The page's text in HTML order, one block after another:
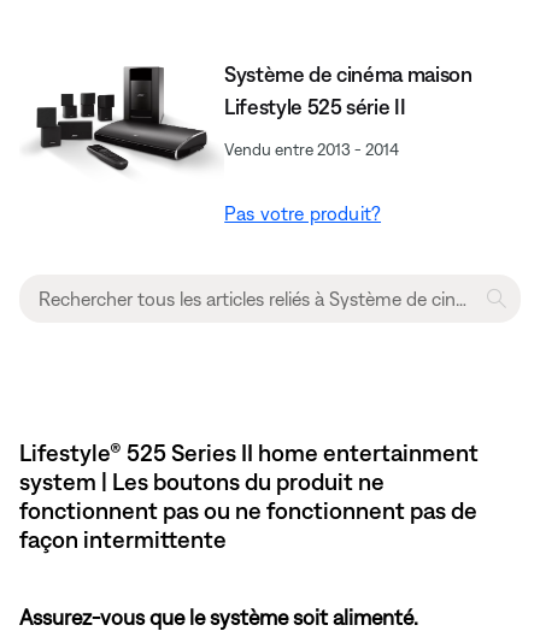
Système de cinéma maison
Lifestyle 525 série II
Vendu entre 2013 - 2014
Pas votre produit?
Lifestyle® 525 Series II home entertainment
system | Les boutons du produit ne
fonctionnent pas ou ne fonctionnent pas de
façon intermittente
Assurez-vous que le système soit alimenté.